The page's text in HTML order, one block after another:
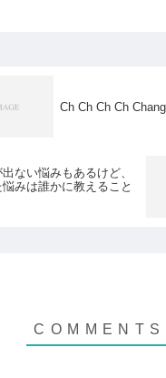
Ch Ch Ch Ch
ない悩みもあるけど、
みは誰かに教えること